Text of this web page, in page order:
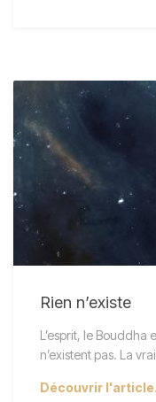
Rien n’existe
L’esprit, le Bouddha
n’existent pas. La
Découvrir